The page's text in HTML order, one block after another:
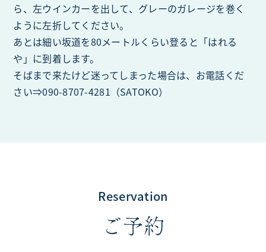
ら、左ウインカーを出して、グレーのガレージを巻く
ように左折してください。
あとは細い坂道を80メートルくらい登ると「はれる
や」に到着します。
そばまで来たけど迷ってしまった場合は、お電話くだ
さい⇒090-8707-4281（SATOKO）
Reservation
ご予約